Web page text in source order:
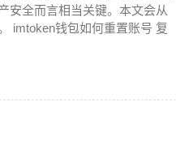
安全而言相当关键。本文会从
imtoken钱包如何重置账号 复